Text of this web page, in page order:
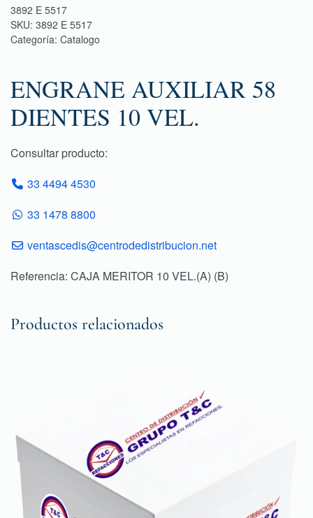
3892 E 5517
SKU: 3892 E 5517
Categoría: Catalogo
ENGRANE AUXILIAR 58
DIENTES 10 VEL.
Consultar producto:
33 4494 4530
33 1478 8800
ventascedis@centrodedistribucion.net
Referencia: CAJA MERITOR 10 VEL.(A) (B)
Productos relacionados